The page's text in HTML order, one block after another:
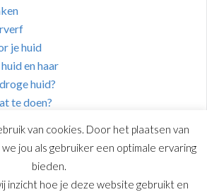
je huid
en haar
huid?
te doen?
© 2026 | BEAUTYDIY.NL
van cookies. Door het plaatsen van
jou als gebruiker een optimale ervaring
bieden.
inzicht hoe je deze website gebruikt en